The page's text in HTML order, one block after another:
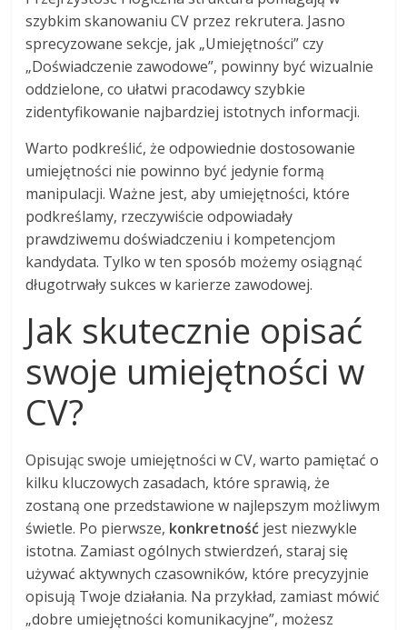
szybkim skanowaniu CV przez rekrutera. Jasno
sprecyzowane sekcje, jak „Umiejętności” czy
„Doświadczenie zawodowe”, powinny być wizualnie
oddzielone, co ułatwi pracodawcy szybkie
zidentyfikowanie najbardziej istotnych informacji.
Warto podkreślić, że odpowiednie dostosowanie
umiejętności nie powinno być jedynie formą
manipulacji. Ważne jest, aby umiejętności, które
podkreślamy, rzeczywiście odpowiadały
prawdziwemu doświadczeniu i kompetencjom
kandydata. Tylko w ten sposób możemy osiągnąć
długotrwały sukces w karierze zawodowej.
Jak skutecznie opisać
swoje umiejętności w
CV?
Opisując swoje umiejętności w CV, warto pamiętać o
kilku kluczowych zasadach, które sprawią, że
zostaną one przedstawione w najlepszym możliwym
świetle. Po pierwsze, konkretność jest niezwykle
istotna. Zamiast ogólnych stwierdzeń, staraj się
używać aktywnych czasowników, które precyzyjnie
opisują Twoje działania. Na przykład, zamiast mówić
„dobre umiejętności komunikacyjne”, możesz